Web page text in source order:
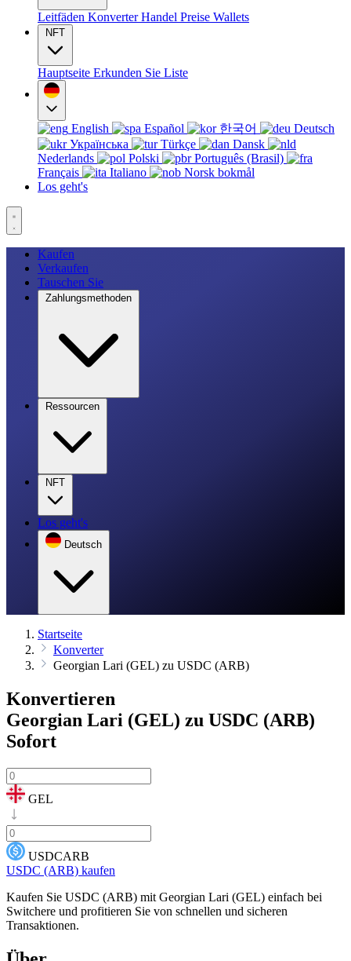
Leitfäden KonverterHandel Preise Wallets
NFT
Hauptseite Erkunden Sie Liste
English Español 한국어
Deutsch
Українська
Türkçe
Dansk
Nederlands
Polski
Português (Brasil)
Français
Italiano
Norsk bokmål
Los geht's
Kaufen
Verkaufen
Tauschen Sie
Zahlungsmethoden
Ressourcen
NFT
Los geht's
Deutsch
Startseite
Konverter
Georgian Lari (GEL) zu USDC (ARB)
Konvertieren
Georgian Lari (GEL) zu USDC (ARB)
Sofort
GEL
USDCARB
USDC (ARB) kaufen
Kaufen Sie USDC (ARB) mit Georgian Lari (GEL) einfach bei
Switchere und profitieren Sie von schnellen und sicheren
Transaktionen.